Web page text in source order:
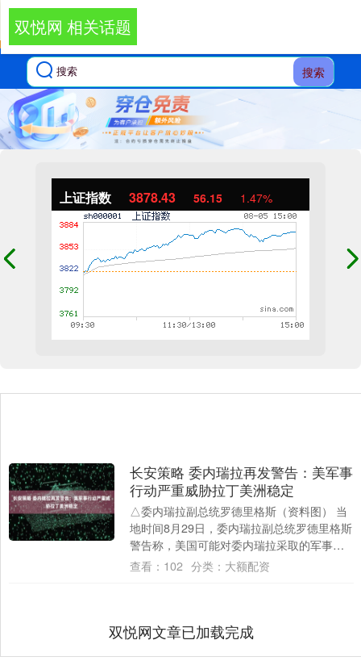
搜索
上证指数 3878.43 56.15 1.47%
双悦网 相关话题
长安策略 委内瑞拉再发警告：美军事
行动严重威胁拉丁美洲稳定
△委内瑞拉副总统罗德里格斯（资料图） 当
地时间8月29日，委内瑞拉副总统罗德里格斯
警告称，美国可能对委内瑞拉采取的军事行
动将严重威胁拉丁美洲的和平与稳定，委内
查看： 102 分类： 大额配资
双悦网文章已加载完成